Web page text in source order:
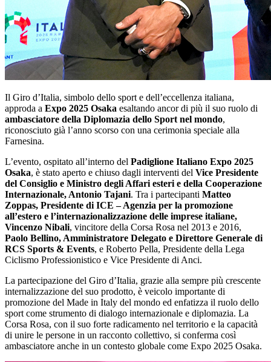
Il Giro d’Italia, simbolo dello sport e dell’eccellenza italiana,
approda a Expo 2025 Osaka esaltando ancor di più il suo ruolo di
ambasciatore della Diplomazia dello Sport nel mondo,
riconosciuto già l’anno scorso con una cerimonia speciale alla
Farnesina.
L’evento, ospitato all’interno del Padiglione Italiano Expo 2025
Osaka, è stato aperto e chiuso dagli interventi del Vice Presidente
del Consiglio e Ministro degli Affari esteri e della Cooperazione
Internazionale, Antonio Tajani. Tra i partecipanti Matteo
Zoppas, Presidente di ICE – Agenzia per la promozione
all’estero e l’internazionalizzazione delle imprese italiane,
Vincenzo Nibali, vincitore della Corsa Rosa nel 2013 e 2016,
Paolo Bellino, Amministratore Delegato e Direttore Generale di
RCS Sports & Events, e Roberto Pella, Presidente della Lega
Ciclismo Professionistico e Vice Presidente di Anci.
La partecipazione del Giro d’Italia, grazie alla sempre più crescente
internalizzazione del suo prodotto, è veicolo importante di
promozione del Made in Italy del mondo ed enfatizza il ruolo dello
sport come strumento di dialogo internazionale e diplomazia. La
Corsa Rosa, con il suo forte radicamento nel territorio e la capacità
di unire le persone in un racconto collettivo, si conferma così
ambasciatore anche in un contesto globale come Expo 2025 Osaka.